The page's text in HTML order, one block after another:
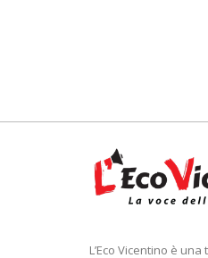
L’Eco Vicentino è